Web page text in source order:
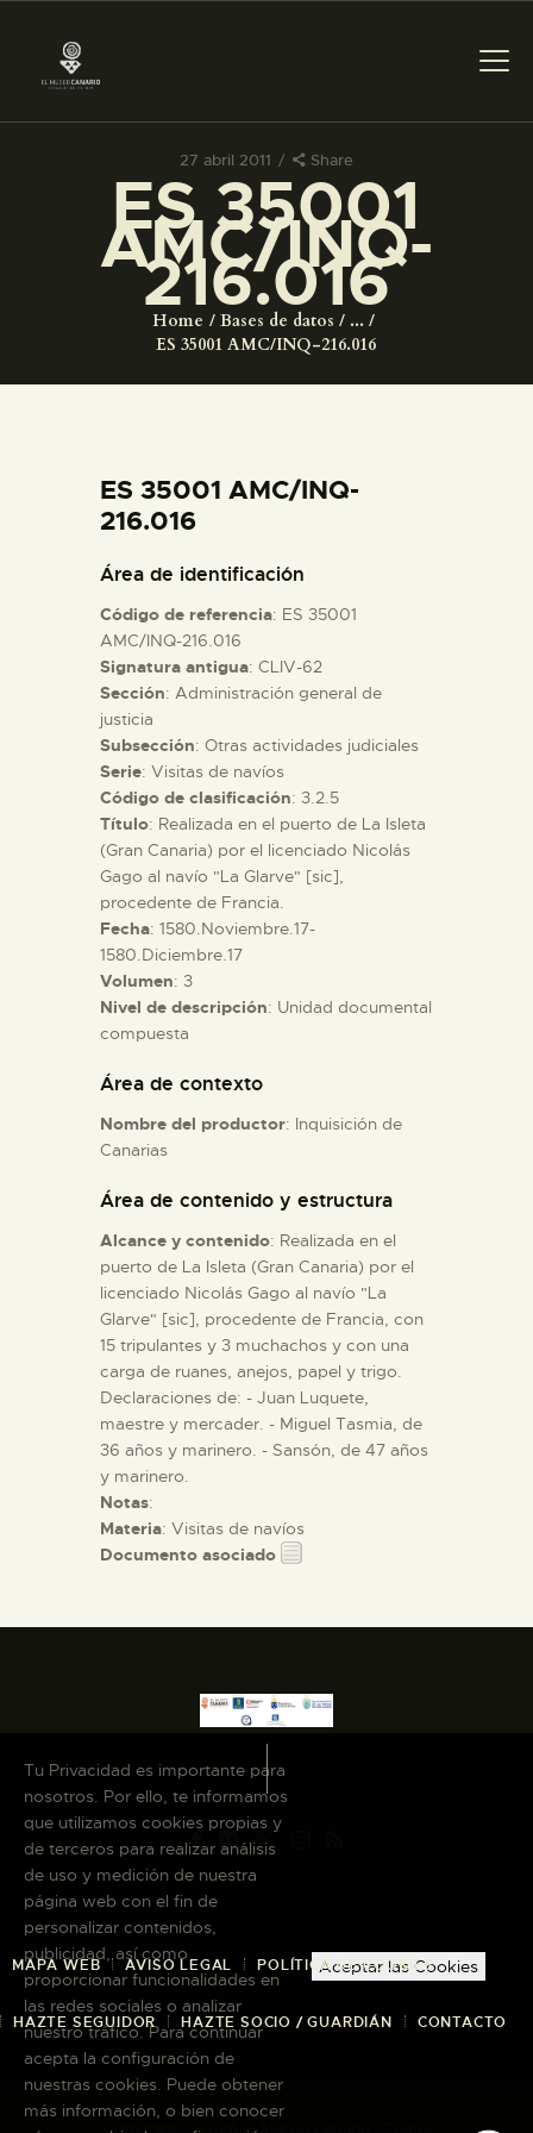
27 abril 2011 Share
ES 35001
AMC/INQ-
216.016
Home Bases de datos
...
ES 35001 AMC/INQ-216.016
PREPARAR LA VISITA
ACTIVIDADES
COLECCIONES
ESPAÑOL
PREPARAR LA VISITA
ACTIVIDADES
█
EL MUSEO
COLECCIONES
ESPAÑOL
ES 35001 AMC/INQ-
216.016
Área de identificación
Código de referencia: ES 35001
AMC/INQ-216.016
Signatura antigua: CLIV-62
Sección: Administración general de
justicia
Subsección: Otras actividades judiciales
Serie: Visitas de navíos
Código de clasificación: 3.2.5
Título: Realizada en el puerto de La Isleta
(Gran Canaria) por el licenciado Nicolás
Gago al navío "La Glarve" [sic],
procedente de Francia.
Fecha: 1580.Noviembre.17-
1580.Diciembre.17
Volumen: 3
Nivel de descripción: Unidad documental
compuesta
Área de contexto
Nombre del productor: Inquisición de
Canarias
Área de contenido y estructura
Alcance y contenido: Realizada en el
puerto de La Isleta (Gran Canaria) por el
licenciado Nicolás Gago al navío "La
Glarve" [sic], procedente de Francia, con
15 tripulantes y 3 muchachos y con una
carga de ruanes, anejos, papel y trigo.
Declaraciones de: - Juan Luquete,
maestre y mercader. - Miguel Tasmia, de
36 años y marinero. - Sansón, de 47 años
y marinero.
Notas:
Materia: Visitas de navíos
Documento asociado
MAPA WEB AVISO LEGAL POLÍTICA DE COOKIES
HAZTE SEGUIDOR HAZTE SOCIO / GUARDIÁN CONTACTO
Copyright © 2026 El Museo Canario · Todos
Tu Privacidad es importante para
nosotros. Por ello, te informamos
que utilizamos cookies propias y
de terceros para realizar análisis
de uso y medición de nuestra
página web con el fin de
personalizar contenidos,
publicidad, así como
proporcionar funcionalidades en
las redes sociales o analizar
nuestro tráfico. Para continuar
acepta la configuración de
nuestras cookies. Puede obtener
más información, o bien conocer
Aceptar las Cookies